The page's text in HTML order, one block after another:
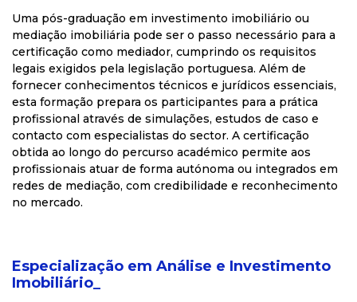
Uma pós-graduação em investimento imobiliário ou
mediação imobiliária pode ser o passo necessário para a
certificação como mediador, cumprindo os requisitos
legais exigidos pela legislação portuguesa. Além de
fornecer conhecimentos técnicos e jurídicos essenciais,
esta formação prepara os participantes para a prática
profissional através de simulações, estudos de caso e
contacto com especialistas do sector. A certificação
obtida ao longo do percurso académico permite aos
profissionais atuar de forma autónoma ou integrados em
redes de mediação, com credibilidade e reconhecimento
no mercado.
Especialização em Análise e Investimento
Imobiliário_